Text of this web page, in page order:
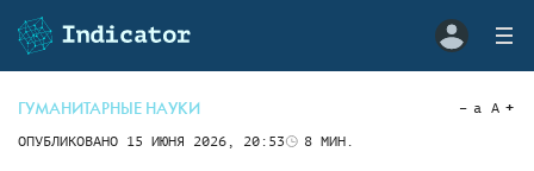
ГУМАНИТАРНЫЕ НАУКИ
ОПУБЛИКОВАНО 15 ИЮНЯ 2026, 20:53 8 МИН.
a A